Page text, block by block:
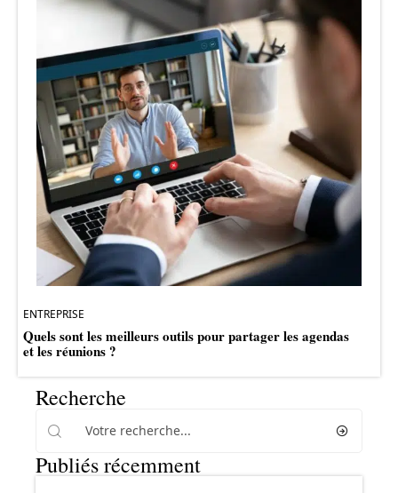
ENTREPRISE
Quels sont les meilleurs outils pour partager les agendas
et les réunions ?
Recherche
Publiés récemment